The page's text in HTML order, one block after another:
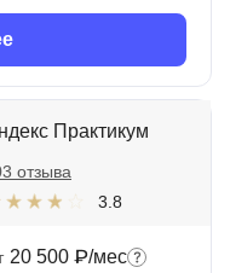
Практикум
3.8
отзыва
20 500 ₽/мес